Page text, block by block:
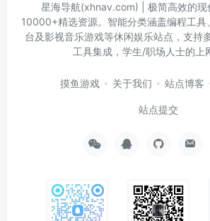
星海导航(xhnav.com) | 极简高效的现
10000+精选资源。智能分类涵盖编程工具
台及影视音乐游戏等休闲娱乐站点，支持
工具集成，学生/职场人士的上
摸鱼游戏 关于我们 站点博客
站点提交